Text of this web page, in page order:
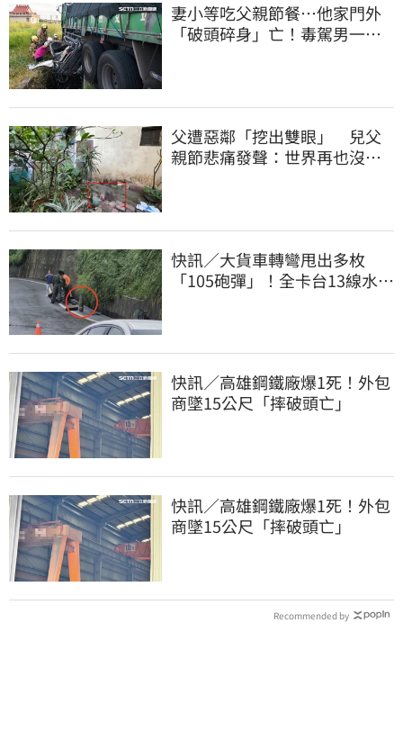
妻小等吃父親節餐⋯他家門外
「破頭碎身」亡！毒駕男一路
父遭惡鄰「挖出雙眼」 兒父
親節悲痛發聲：世界再也沒有
快訊／大貨車轉彎甩出多枚
「105砲彈」！全卡台13線水
快訊／高雄鋼鐵廠爆1死！外包
商墜15公尺「摔破頭亡」
快訊／高雄鋼鐵廠爆1死！外包
商墜15公尺「摔破頭亡」
Recommended by